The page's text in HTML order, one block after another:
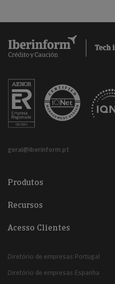
geral@iberinform.pt
Produtos
Recursos
Acesso Clientes
Diretório de empresas Portugal
Diretório de empresas Espanha